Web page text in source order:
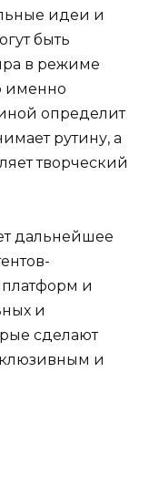
идеи и
быть
в режиме
именно
определит
рутину, а
творческий
дальнейшее
и
и
сделают
и